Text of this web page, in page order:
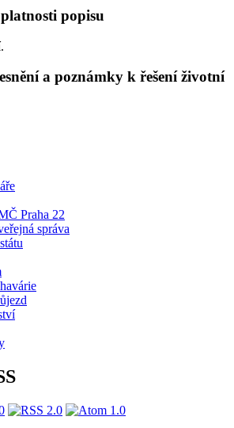
popisu
a poznámky k řešení životní
Praha 22
správa